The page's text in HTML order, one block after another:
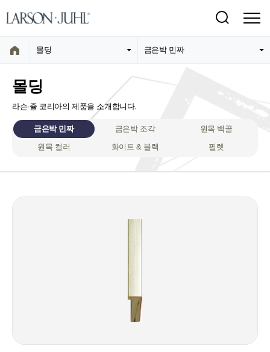
몰딩 금은박 민짜
몰딩
라슨-쥴 코리아의 제품을 소개합니다.
금은박 민짜 금은박 조각
원목 백골
원목 컬러
화이트 & 블랙 필렛